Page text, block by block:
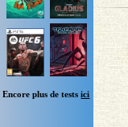
Encore plus de testsici